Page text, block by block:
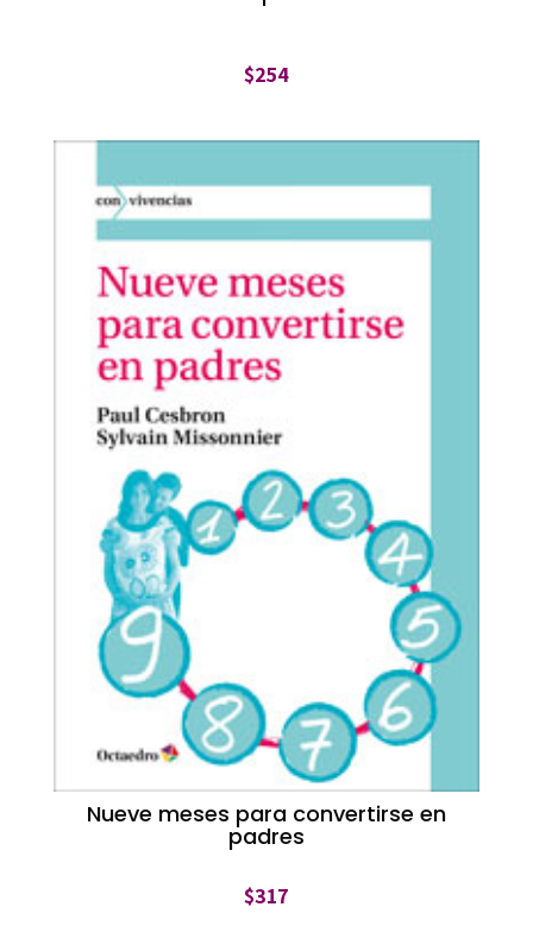
$254
Nueve meses para convertirse en
padres
$317